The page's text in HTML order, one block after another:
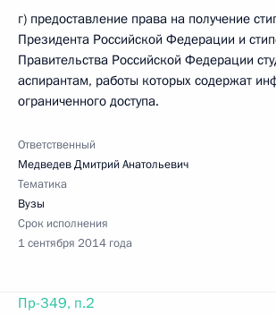
г) предоставление права на получение
Президента Российской Федерации и
Правительства Российской Федерации
аспирантам, работы которых содержат
ограниченного доступа.
Ответственный
Медведев Дмитрий Анатольевич
Тематика
Вузы
Срок исполнения
1 сентября 2014 года
Пр-349, п.2